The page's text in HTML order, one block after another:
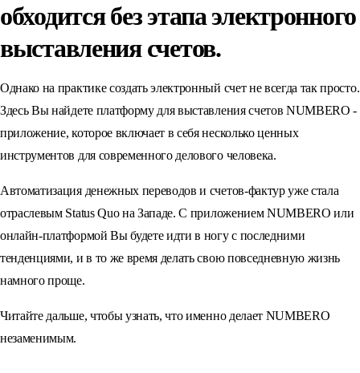
обходится без этапа электронного
выставления счетов.
Однако на практике создать электронный счет не всегда так просто.
Здесь Вы найдете платформу для выставления счетов NUMBERO -
приложение, которое включает в себя несколько ценных
инструментов для современного делового человека.
Автоматизация денежных переводов и счетов-фактур уже стала
отраслевым Status Quo на Западе. С приложением NUMBERO или
онлайн-платформой Вы будете идти в ногу с последними
тенденциями, и в то же время делать свою повседневную жизнь
намного проще.
Читайте дальше, чтобы узнать, что именно делает NUMBERO
незаменимым.